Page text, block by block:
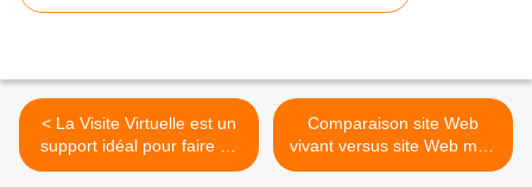
< La Visite Virtuelle est un
support idéal pour faire de
la Pub : le cas B'360
Comparaison site Web
vivant versus site Web mort
>